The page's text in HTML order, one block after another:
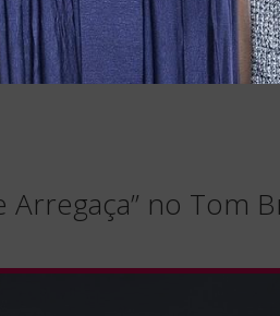
Arregaça” no Tom